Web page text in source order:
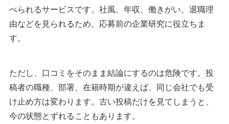
べられるサービスです。社風、年収、働きがい、退職理
由などを見られるため、応募前の企業研究に役立ちま
す。
ただし、口コミをそのまま結論にするのは危険です。投
稿者の職種、部署、在籍時期が違えば、同じ会社でも受
け止め方は変わります。古い投稿だけを見てしまうと、
今の状態とずれることもあります。